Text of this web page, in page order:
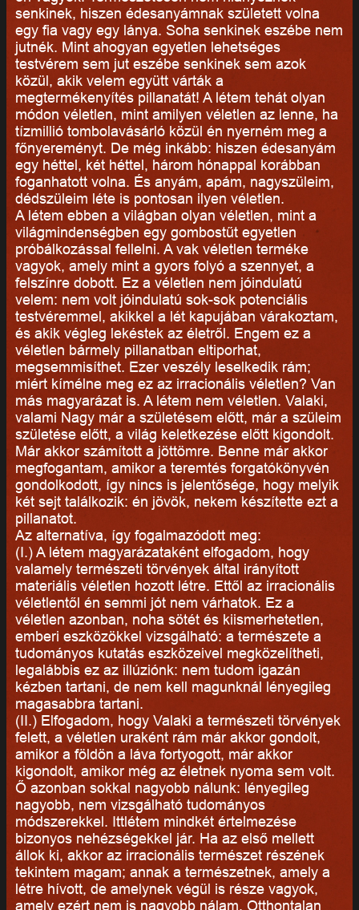
senkinek, hiszen édesanyámnak született volna
egy fia vagy egy lánya. Soha senkinek eszébe nem
jutnék. Mint ahogyan egyetlen lehetséges
testvérem sem jut eszébe senkinek sem azok
közül, akik velem együtt várták a
megtermékenyítés pillanatát! A létem tehát olyan
módon véletlen, mint amilyen véletlen az lenne, ha
tízmillió tombolavásárló közül én nyerném meg a
főnyereményt. De még inkább: hiszen édesanyám
egy héttel, két héttel, három hónappal korábban
foganhatott volna. És anyám, apám, nagyszüleim,
dédszüleim léte is pontosan ilyen véletlen.
A létem ebben a világban olyan véletlen, mint a
világmindenségben egy gombostűt egyetlen
próbálkozással fellelni. A vak véletlen terméke
vagyok, amely mint a gyors folyó a szennyet, a
felszínre dobott. Ez a véletlen nem jóindulatú
velem: nem volt jóindulatú sok-sok potenciális
testvéremmel, akikkel a lét kapujában várakoztam,
és akik végleg lekéstek az életről. Engem ez a
véletlen bármely pillanatban eltiporhat,
megsemmisíthet. Ezer veszély leselkedik rám;
miért kímélne meg ez az irracionális véletlen? Van
más magyarázat is. A létem nem véletlen. Valaki,
valami Nagy már a születésem előtt, már a szüleim
születése előtt, a világ keletkezése előtt kigondolt.
Már akkor számított a jöttömre. Benne már akkor
megfogantam, amikor a teremtés forgatókönyvén
gondolkodott, így nincs is jelentősége, hogy melyik
két sejt találkozik: én jövök, nekem készítette ezt a
pillanatot.
Az alternatíva, így fogalmazódott meg:
(I.) A létem magyarázataként elfogadom, hogy
valamely természeti törvények által irányított
materiális véletlen hozott létre. Ettől az irracionális
véletlentől én semmi jót nem várhatok. Ez a
véletlen azonban, noha sötét és kiismerhetetlen,
emberi eszközökkel vizsgálható: a természete a
tudományos kutatás eszközeivel megközelítheti,
legalábbis ez az illúziónk: nem tudom igazán
kézben tartani, de nem kell magunknál lényegileg
magasabbra tartani.
(II.) Elfogadom, hogy Valaki a természeti törvények
felett, a véletlen uraként rám már akkor gondolt,
amikor a földön a láva fortyogott, már akkor
kigondolt, amikor még az életnek nyoma sem volt.
Ő azonban sokkal nagyobb nálunk: lényegileg
nagyobb, nem vizsgálható tudományos
módszerekkel. Ittlétem mindkét értelmezése
bizonyos nehézségekkel jár. Ha az első mellett
állok ki, akkor az irracionális természet részének
tekintem magam; annak a természetnek, amely a
létre hívott, de amelynek végül is része vagyok,
amely ezért nem is nagyobb nálam. Otthontalan